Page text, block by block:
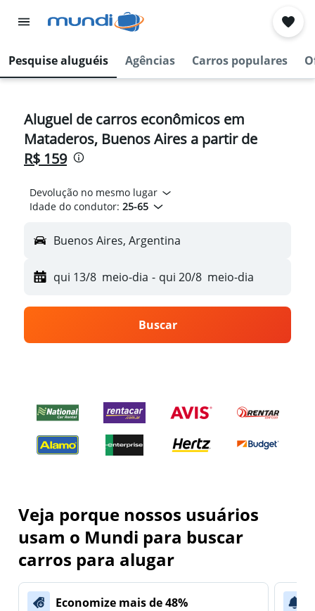
Pesquise aluguéis Agências Carros populares
Aluguel de carros econômicos em
Mataderos, Buenos Aires a partir de
R$ 159
Devolução no mesmo lugar
Idade do condutor: 25-65
Buenos Aires, Argentina
qui 13/8 meio-dia - qui 20/8 meio-dia
Buscar
Veja porque nossos usuários
usam o Mundi para buscar
carros para alugar
Economize mais de 48%